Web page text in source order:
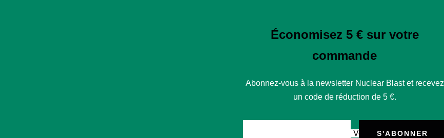
Économisez 5 € sur votre
commande
Abonnez-vous à la newsletter Nuclear Blast et recevez
un code de réduction de 5 €.
Votre e-mailS'ABONNER